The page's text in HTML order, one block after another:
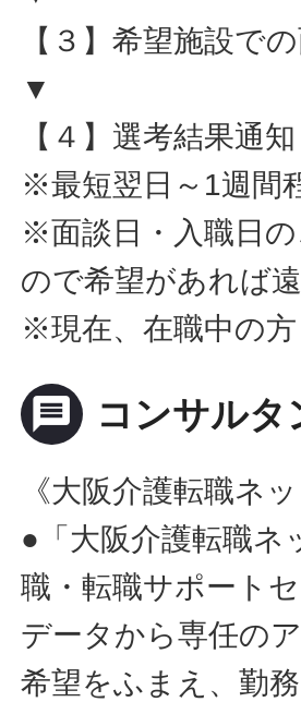
【３】希望施設で
▼
【４】選考結果通知
※最短翌日～1週間
※面談日・入職日
ので希望があれば
※現在、在職中の
message コンサルタ
《大阪介護転職ネ
●「大阪介護転職ネ
職・転職サポート
データから専任の
希望をふまえ、勤